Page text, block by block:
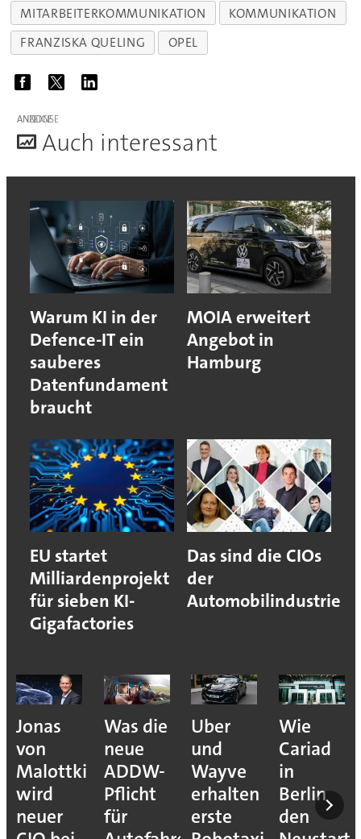
MITARBEITERKOMMUNIKATION
KOMMUNIKATION
FRANZISKA QUELING
OPEL
ANZEIGE
Auch interessant
Warum KI in der
Defence-IT ein
sauberes
Datenfundament
braucht
MOIA erweitert
Angebot in
Hamburg
EU startet
Milliardenprojekt
für sieben KI-
Gigafactories
Das sind die CIOs
der
Automobilindustrie
Jonas
von
Malottki
wird
neuer
Was die
neue
ADDW-
Pflicht
für
Uber
und
Wayve
erhalten
erste
Wie
Cariad
in
Berlin
den